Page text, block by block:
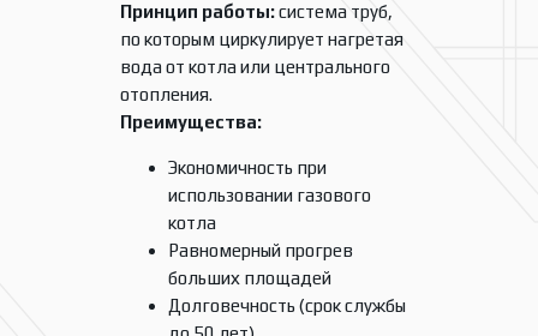
Принцип работы:система труб,
по которым циркулирует нагретая
вода от котла или центрального
отопления.
Преимущества:
Экономичность при
использовании газового
котла
Равномерный прогрев
больших площадей
Долговечность (срок службы